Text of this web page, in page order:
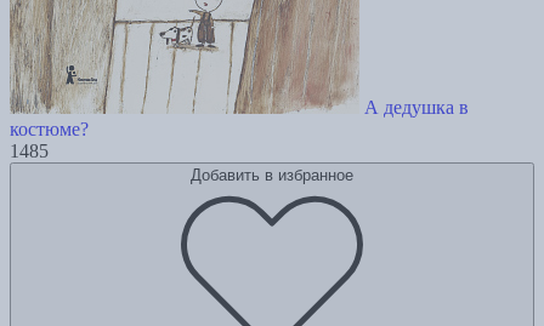
А дедушка в
костюме?
1485
Добавить в избранное